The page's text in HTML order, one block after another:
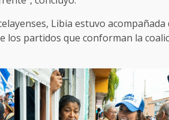
Libia estuvo
los partidos que conforman la